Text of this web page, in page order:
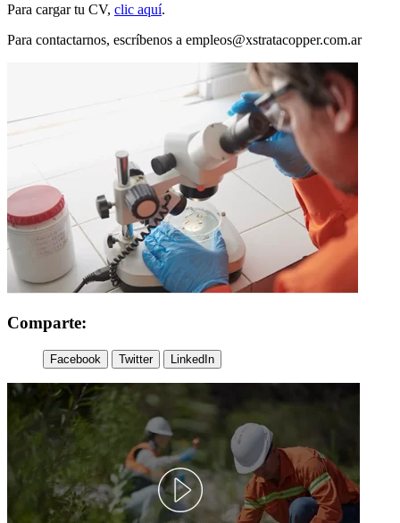
Para cargar tu CV, clic aquí.
Para contactarnos, escríbenos a empleos@xstratacopper.com.ar
Comparte:
Facebook Twitter LinkedIn